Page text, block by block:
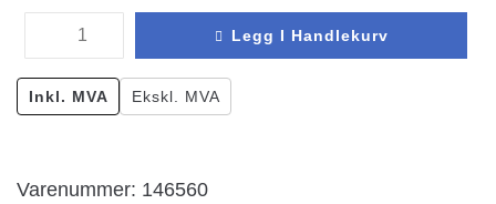
Varenummer: 146560
Legg I Handlekurv
Inkl. MVA Ekskl. MVA